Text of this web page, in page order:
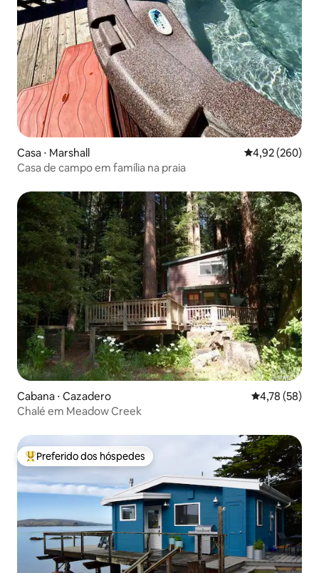
Casa ⋅ Marshall 4,92 de uma
4,92 (260)
Casa de campo em família na praia
Cabana ⋅ Cazadero 4,78 de uma
4,78 (58)
Chalé em Meadow Creek
Entre os melhores preferidos dos hóspedes
Preferido dos hóspedes